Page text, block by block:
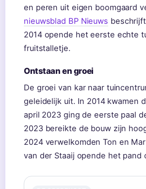
en peren uit eigen boomgaard
nieuwsblad BP Nieuws
2014 opende het eerste echte
fruitstalletje.
Ontstaan en groei
De groei van kar naar
geleidelijk uit. In 2014 kwamen
april 2023 ging de eerste paal
2023 bereikte de bouw zijn
2024 verwelkomden Ton en
van der Staaij opende het